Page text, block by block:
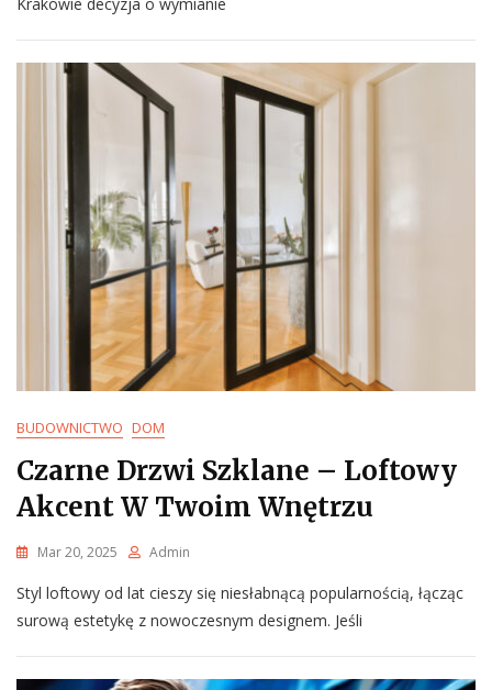
BUDOWNICTWO DOM
Czarne Drzwi Szklane – Loftowy
Akcent W Twoim Wnętrzu
Mar 20, 2025 Admin
Styl loftowy od lat cieszy się niesłabnącą popularnością, łącząc
surową estetykę z nowoczesnym designem. Jeśli